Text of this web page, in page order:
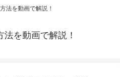
法を動画で解説！
を動画で解説！